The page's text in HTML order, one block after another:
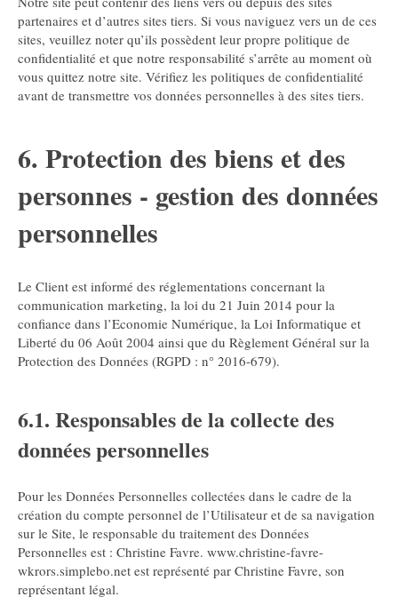
partenaires et d’autres sites tiers. Si vous naviguez vers un de ces
sites, veuillez noter qu’ils possèdent leur propre politique de
confidentialité et que notre responsabilité s’arrête au moment où
vous quittez notre site. Vérifiez les politiques de confidentialité
avant de transmettre vos données personnelles à des sites tiers.
6. Protection des biens et des
personnes - gestion des données
personnelles
Le Client est informé des réglementations concernant la
communication marketing, la loi du 21 Juin 2014 pour la
confiance dans l’Economie Numérique, la Loi Informatique et
Liberté du 06 Août 2004 ainsi que du Règlement Général sur la
Protection des Données (RGPD : n° 2016-679).
6.1. Responsables de la collecte des
données personnelles
Pour les Données Personnelles collectées dans le cadre de la
création du compte personnel de l’Utilisateur et de sa navigation
sur le Site, le responsable du traitement des Données
Personnelles est : Christine Favre. www.christine-favre-
wkrors.simplebo.net est représenté par Christine Favre, son
représentant légal.